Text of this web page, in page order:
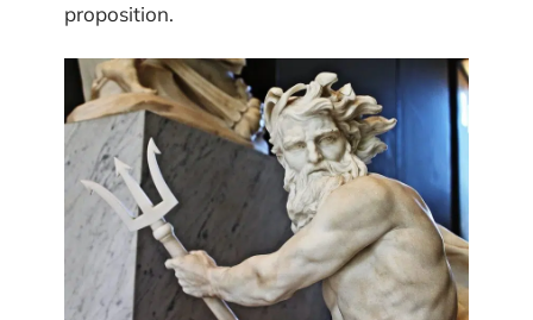
proposition.